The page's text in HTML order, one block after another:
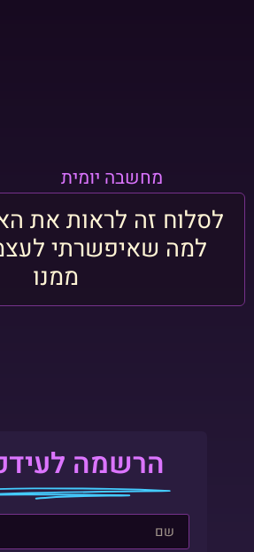
מחשבה יומית
לסלוח זה לראות את
למה שאיפשרתי
ממנו
הרשמה